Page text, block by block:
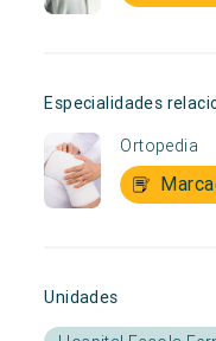
Especialidades
Ortopedia
Unidades